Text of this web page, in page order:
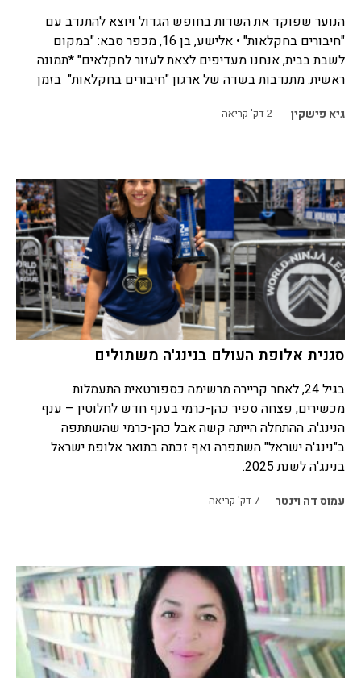
הנוער שפוקד את השדות בחופש הגדול ויוצא להתנדב עם
"חיבורים בחקלאות" • אלישע, בן 16, מכפר סבא: "במקום
לשבת בבית, אנחנו מעדיפים לצאת לעזור לחקלאים" *תמונה
ראשית: מתנדבות בשדה של ארגון "חיבורים בחקלאות" בזמן
גיא פישקין 2דק' קריאה
סגנית אלופת העולם בנינג'ה משתולים
בגיל 24, לאחר קריירה מרשימה כספורטאית התעמלות
מכשירים, פצחה ספיר כהן-כרמי בענף חדש לחלוטין – ענף
הנינג'ה. ההתחלה הייתה קשה אבל כהן-כרמי שהשתתפה
ב"נינג'ה ישראל" השתפרה ואף זכתה בתואר אלופת ישראל
בנינג'ה לשנת 2025.
עמוס דה וינטר 7דק' קריאה